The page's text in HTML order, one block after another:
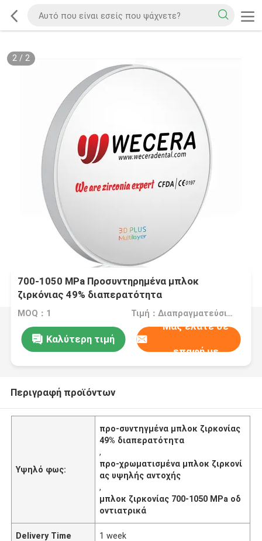
2/ 2
700-1050 MPa Προσυντηρημένα μπλοκ
ζιρκόνιας 49% διαπερατότητα
MOQ：1 Τιμή：Διαπραγματεύσιμα
Καλύτερη τιμή
Μας ελάτε σε
επαφή με
Περιγραφή προϊόντων
Υψηλό φως:
προ-συντηγμένα μπλοκ ζιρκονίας
49% διαπερατότητα
,
προ-χρωματισμένα μπλοκ ζιρκονί
ας υψηλής αντοχής
,
μπλοκ ζιρκονίας 700-1050 MPa οδ
οντιατρικά
Delivery Time 1 week